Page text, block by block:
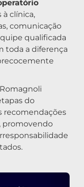
à clínica,
comunicação
qualificada
toda a diferença
do
recomendações
promovendo